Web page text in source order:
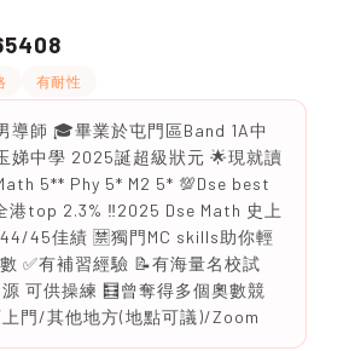
有耐性
導師 🎓畢業於屯門區Band 1A中
娣中學 2025誕超級狀元 🌟現就讀
5** Phy 5* M2 5* 💯Dse best
港top 2.3% ‼️2025 Dse Math 史上
45佳績 🈲獨門MC skills助你輕
✅有補習經驗 📝有海量名校試
可供操練 🧮曾奪得多個奧數競
門/其他地方(地點可議)/Zoom